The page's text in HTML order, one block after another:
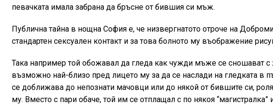
певачката имала забрана да бръсне от бившия си мъж.
Публична тайна в нощна София е, че низвергнатото отроче на
стандартен сексуален контакт и за това болното му въображение
Така например той обожавал да гледа как чужди мъже се сношават с
възможно най-близо пред лицето му за да се наслади на гледката в
се доближава до непознати мачовци или до някой от бившите си,
му. Вместо с пари обаче, той им се отплащал с по някоя